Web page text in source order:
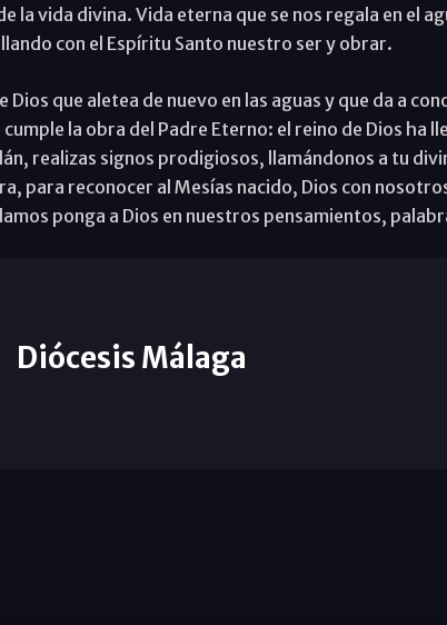
la vida divina. Vida eterna que se nos regala en el
con el Espíritu Santo nuestro ser y obrar.
Dios que aletea de nuevo en las aguas y que da a
la obra del Padre Eterno: el reino de Dios ha
realizas signos prodigiosos, llamándonos a tu
para reconocer al Mesías nacido, Dios con
ponga a Dios en nuestros pensamientos,
Diócesis Málaga